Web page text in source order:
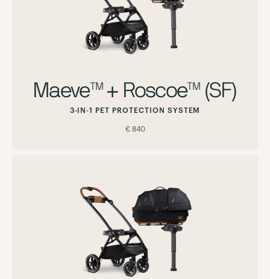
Maeve™ + Roscoe™ (SF)
3-IN-1 PET PROTECTION SYSTEM
€ 840